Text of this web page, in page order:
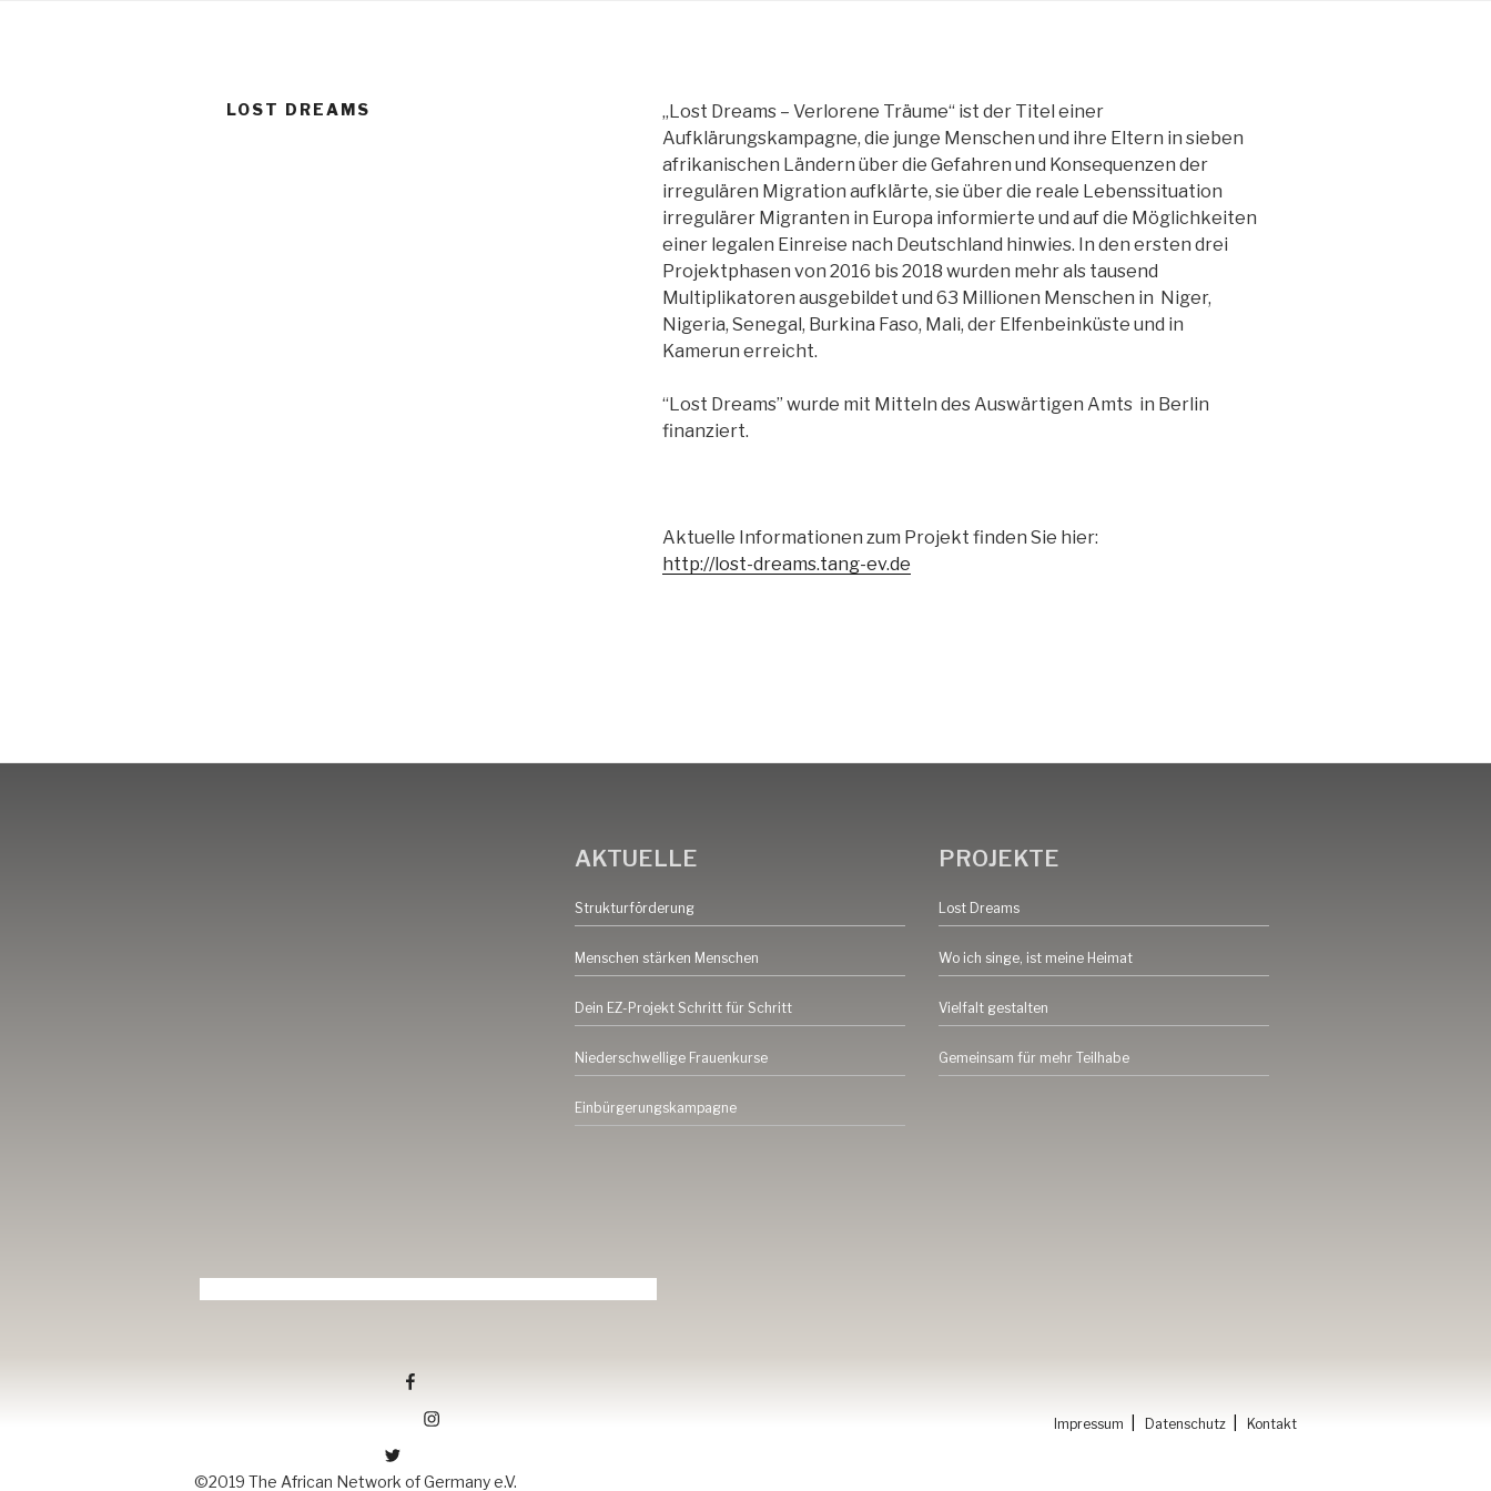
The African Network of Germany
LOST DREAMS
„Lost Dreams – Verlorene Träume“ ist der Titel einer
Aufklärungskampagne, die junge Menschen und ihre Eltern in sieben
afrikanischen Ländern über die Gefahren und Konsequenzen der
irregulären Migration aufklärte, sie über die reale Lebenssituation
irregulärer Migranten in Europa informierte und auf die Möglichkeiten
einer legalen Einreise nach Deutschland hinwies. In den ersten drei
Projektphasen von 2016 bis 2018 wurden mehr als tausend
Multiplikatoren ausgebildet und 63 Millionen Menschen in Niger,
Nigeria, Senegal, Burkina Faso, Mali, der Elfenbeinküste und in
Kamerun erreicht.
“Lost Dreams” wurde mit Mitteln des Auswärtigen Amts in Berlin
finanziert.
Aktuelle Informationen zum Projekt finden Sie hier:
http://lost-dreams.tang-ev.de
AKTUELLE
Strukturförderung
Menschen stärken Menschen
Dein EZ-Projekt Schritt für Schritt
Niederschwellige Frauenkurse
Einbürgerungskampagne
PROJEKTE
Lost Dreams
Wo ich singe, ist meine Heimat
Vielfalt gestalten
Gemeinsam für mehr Teilhabe
©2019 The African Network of Germany e.V.
Impressum Datenschutz Kontakt